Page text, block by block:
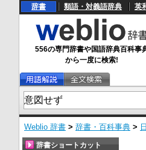
辞書 類語・対義語辞典 英
556の専門辞書や国語辞典百科事
から一度に検索!
Weblio 辞書 > 辞書・百科事典 >
辞書ショートカット